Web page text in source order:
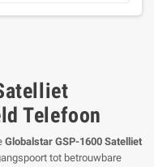
Telefoon
Globalstar GSP-1600 Satelliet
tot betrouwbare